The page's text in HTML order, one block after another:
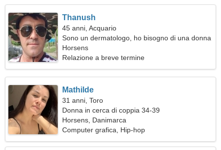
Thanush
45 anni, Acquario
Sono un dermatologo, ho bisogno di una donna
affascinante
Horsens
Relazione a breve termine
Mathilde
31 anni, Toro
Donna in cerca di coppia 34-39
Horsens, Danimarca
Computer grafica, Hip-hop